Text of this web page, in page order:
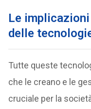
Le
delle
Tutte queste
che le creano e le
cruciale per la